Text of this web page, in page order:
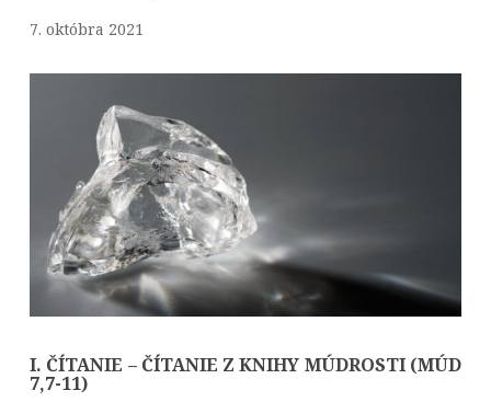
7. októbra 2021
I. ČÍTANIE – ČÍTANIE Z KNIHY MÚDROSTI (MÚD
7,7-11)